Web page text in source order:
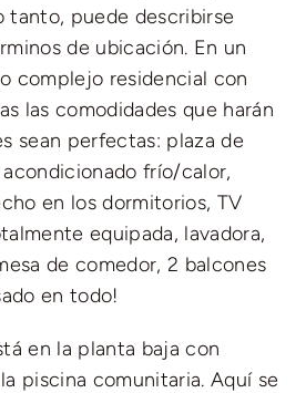
tanto, puede describirse
de ubicación. En un
complejo residencial con
las comodidades que harán
sean perfectas: plaza de
frío/calor,
en los dormitorios, TV
equipada, lavadora,
de comedor, 2 balcones
en todo!
en la planta baja con
piscina comunitaria. Aquí se